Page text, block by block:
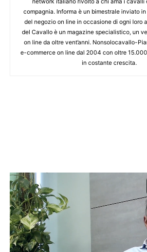
compagnia. Informa è un bimestrale inviato
del negozio on line in occasione di ogni loro
del Cavallo è un magazine specialistico, un
on line da oltre vent’anni. Nonsolocavallo-
e-commerce on line dal 2004 con oltre
in costante crescita.